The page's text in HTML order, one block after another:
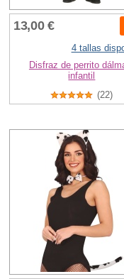
13,00 €
4 tallas
Disfraz de perrito
infantil
(22)